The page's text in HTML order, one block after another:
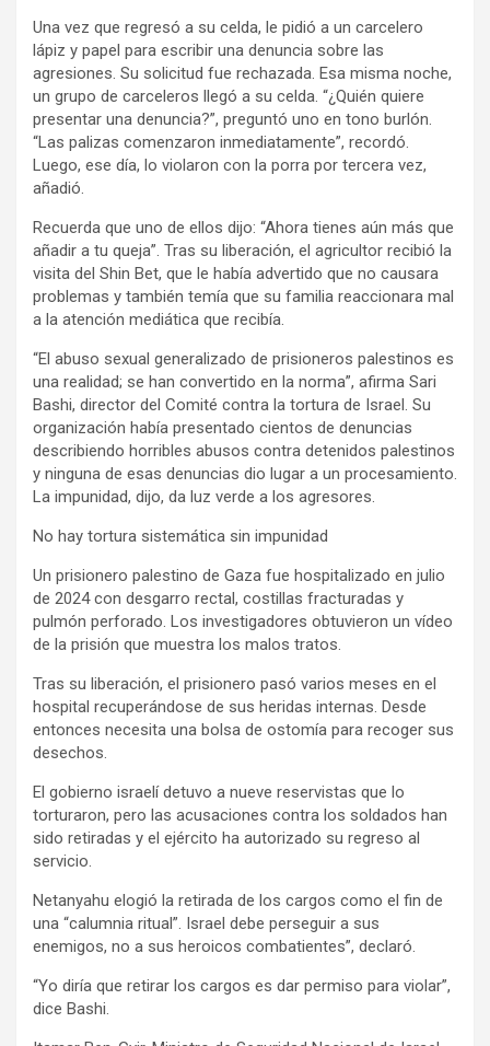
Una vez que regresó a su celda, le pidió a un carcelero
lápiz y papel para escribir una denuncia sobre las
agresiones. Su solicitud fue rechazada. Esa misma noche,
un grupo de carceleros llegó a su celda. “¿Quién quiere
presentar una denuncia?”, preguntó uno en tono burlón.
“Las palizas comenzaron inmediatamente”, recordó.
Luego, ese día, lo violaron con la porra por tercera vez,
añadió.
Recuerda que uno de ellos dijo: “Ahora tienes aún más que
añadir a tu queja”. Tras su liberación, el agricultor recibió la
visita del Shin Bet, que le había advertido que no causara
problemas y también temía que su familia reaccionara mal
a la atención mediática que recibía.
“El abuso sexual generalizado de prisioneros palestinos es
una realidad; se han convertido en la norma”, afirma Sari
Bashi, director del Comité contra la tortura de Israel. Su
organización había presentado cientos de denuncias
describiendo horribles abusos contra detenidos palestinos
y ninguna de esas denuncias dio lugar a un procesamiento.
La impunidad, dijo, da luz verde a los agresores.
No hay tortura sistemática sin impunidad
Un prisionero palestino de Gaza fue hospitalizado en julio
de 2024 con desgarro rectal, costillas fracturadas y
pulmón perforado. Los investigadores obtuvieron un vídeo
de la prisión que muestra los malos tratos.
Tras su liberación, el prisionero pasó varios meses en el
hospital recuperándose de sus heridas internas. Desde
entonces necesita una bolsa de ostomía para recoger sus
desechos.
El gobierno israelí detuvo a nueve reservistas que lo
torturaron, pero las acusaciones contra los soldados han
sido retiradas y el ejército ha autorizado su regreso al
servicio.
Netanyahu elogió la retirada de los cargos como el fin de
una “calumnia ritual”. Israel debe perseguir a sus
enemigos, no a sus heroicos combatientes”, declaró.
“Yo diría que retirar los cargos es dar permiso para violar”,
dice Bashi.